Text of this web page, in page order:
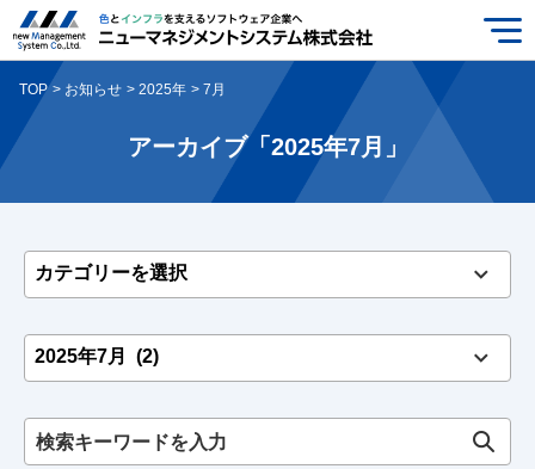
TOP お知らせ 2025年 7月
アーカイブ「2025年7月」